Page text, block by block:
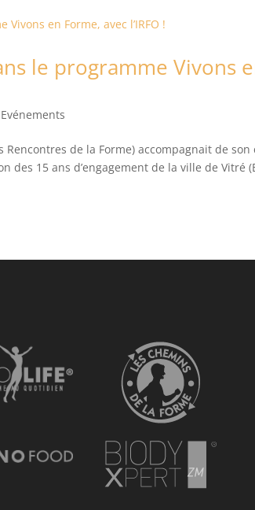
le programme Vivons
Evénements
Rencontres de la Forme) accompagnait de
des 15 ans d’engagement de la ville de Vitré